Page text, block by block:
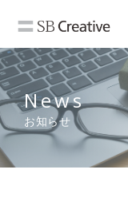
News
お知らせ